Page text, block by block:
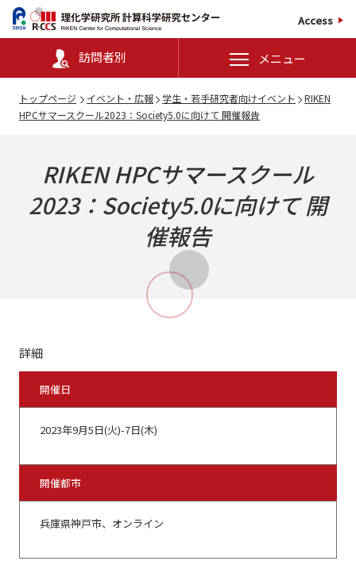
Access
訪問者別 メニュー
トップページ イベント・広報 学生・若手研究者向けイベント
RIKEN
HPCサマースクール2023：Society5.0に向けて 開催報告
RIKEN HPCサマースクール
2023：Society5.0に向けて 開
催報告
詳細
開催日
2023年9月5日(火)-7日(木)
開催都市
兵庫県神戸市、オンライン